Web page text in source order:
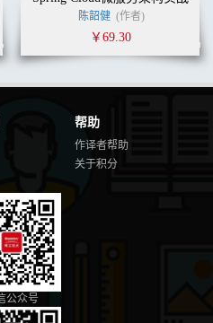
陈韶健 (作者)
￥69.30
帮助
作译者帮助
关于积分
公众号